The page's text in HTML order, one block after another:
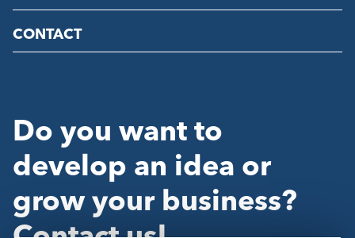
CONTACT
Do you want to
develop an idea or
grow your business?